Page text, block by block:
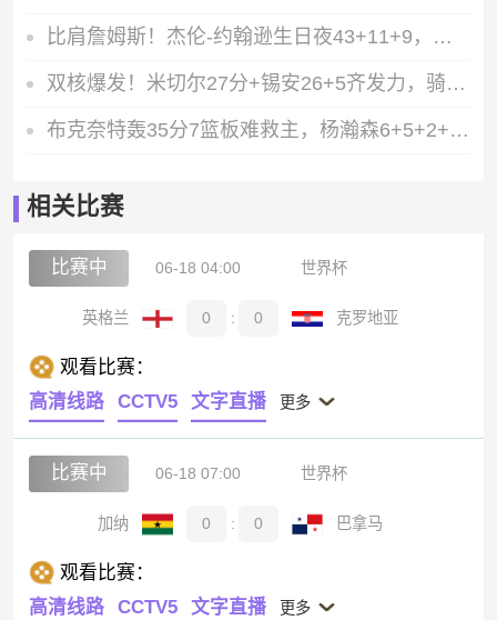
比肩詹姆斯！杰伦-约翰逊生日夜43+11+9，数据炸裂难救主
双核爆发！米切尔27分+锡安26+5齐发力，骑士主场力擒鹈鹕
布克奈特轰35分7篮板难救主，杨瀚森6+5+2+2三双助混音淘汰船长
相关比赛
比赛中 06-18 04:00 世界杯
英格兰 0 : 0 克罗地亚
观看比赛：
高清线路
CCTV5 文字直播 更多
比赛中 06-18 07:00 世界杯
加纳 0 : 0 巴拿马
观看比赛：
高清线路
CCTV5 文字直播 更多